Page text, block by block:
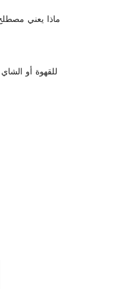
ماذا يعني
الاحماء: 14 أكواب DIY للقهوة أو الشاي